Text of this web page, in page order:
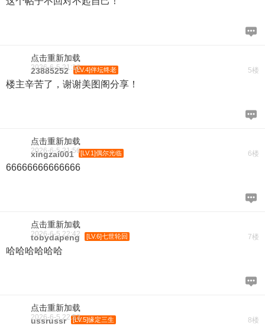
点击重新加载
5楼
23885252 [LV.4]伴坛终老
2026-6-5 21:16
楼主辛苦了，谢谢美图阁分享！
点击重新加载
6楼
xingzai001 [LV.1]偶尔光临
2026-6-5 21:56
66666666666666
点击重新加载
7楼
tobydapeng [LV.6]七世轮回
2026-6-5 22:42
哈哈哈哈哈哈
点击重新加载
8楼
ussrussr [LV.5]缘定三生
2026-6-5 22:53